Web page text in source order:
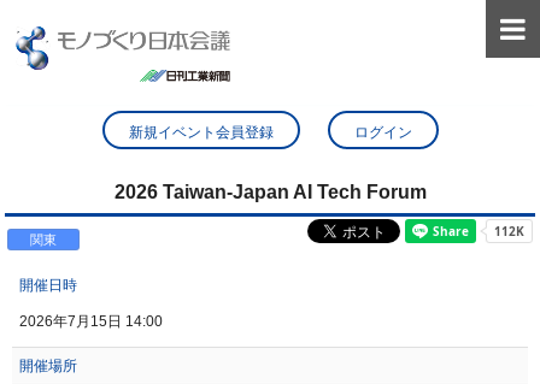

新規イベント会員登録 ログイン
2026 Taiwan-Japan AI Tech Forum
関東
開催日時
2026年7月15日 14:00
開催場所